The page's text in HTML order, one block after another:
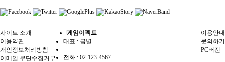
사이트 소개
이용약관
개인정보처리방침
이메일 무단수집거부
이용안내
문의하기
PC버전
게임이펙트
대표 : 금별
전화 : 02-123-4567